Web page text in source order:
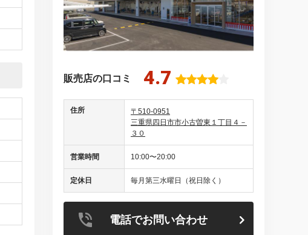
販売店の口コミ 4.7
住所
〒510-0951
三重県四日市市小古曽東１丁目４－
３０
営業時間 10:00〜20:00
定休日 毎月第三水曜日（祝日除く）
電話でお問い合わせ